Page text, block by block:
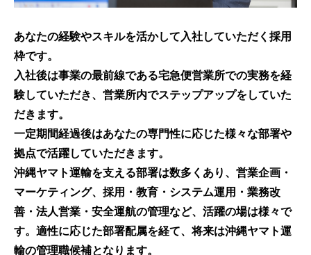
あなたの経験やスキルを活かして入社していただく採用
枠です。
入社後は事業の最前線である宅急便営業所での実務を経
験していただき、営業所内でステップアップをしていた
だきます。
一定期間経過後はあなたの専門性に応じた様々な部署や
拠点で活躍していただきます。
沖縄ヤマト運輸を支える部署は数多くあり、営業企画・
マーケティング、採用・教育・システム運用・業務改
善・法人営業・安全運航の管理など、活躍の場は様々で
す。適性に応じた部署配属を経て、将来は沖縄ヤマト運
輸の管理職候補となります。